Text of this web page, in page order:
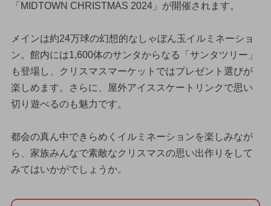
「MIDTOWN CHRISTMAS 2024」が開催されます。
メインは約24万球の幻想的なしゃぼん玉イルミネーショ
ン。館内には1,600体のサンタからなる「サンタツリー」
も登場し、クリスマスマーケットではプレゼント選びが
楽しめます。さらに、屋外アイススケートリンクで思い
切り遊べるのも魅力です。
都会の真ん中できらめくイルミネーションを楽しみなが
ら、家族みんなで素敵なクリスマスの思い出作りをして
みてはいかがでしょうか。